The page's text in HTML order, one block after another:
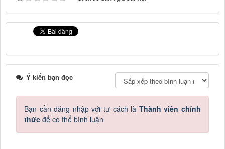
Ý kiến bạn đọc
Bạn cần đăng nhập với tư cách là Thành viên chính
thức để có thể bình luận